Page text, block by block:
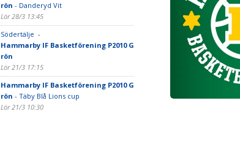
rön - Danderyd Vit
Lör 28/3 13:45
Södertälje -
Hammarby IF Basketförening P2010 G
rön
Lör 21/3 17:15
Hammarby IF Basketförening P2010 G
rön - Täby Blå Lions cup
Lör 21/3 10:30